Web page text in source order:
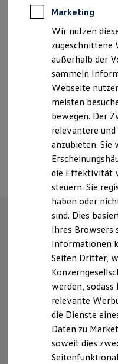
Elektroautos
ID. Tutorials
Reichweite
Laden
Laden
Laden
Batterie
Sicherheit
Garantie
Kosten und Kauf
E-Auto-
Software und
ID.
Digitale
Hybridautos
Marke und Erlebnis
Volkswagen R
R-Modelle
Driving
Volkswagen
info@stuelpner-
+49 37360 1720
Montag
Samstag
Sonntag
Wie
Ihnen
Probefahrt
Marketing
Wir nutzen
zugeschnittene
außerhalb der
sammeln
Webseite
meisten
bewegen. Der
relevantere
anzubieten. Sie
die Effektivität
steuern. Sie
haben oder
sind. Dies
Ihres Browsers
Informationen
Seiten Dritter,
werden,
relevante
die Dienste
Daten zu
soweit dies